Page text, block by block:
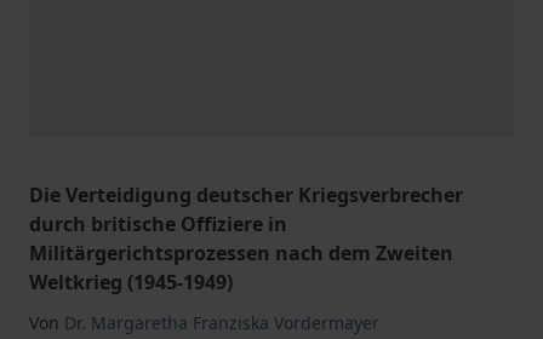
Die Verteidigung deutscher Kriegsverbrecher
durch britische Offiziere in
Militärgerichtsprozessen nach dem Zweiten
Weltkrieg (1945-1949)
Von Dr. Margaretha Franziska Vordermayer